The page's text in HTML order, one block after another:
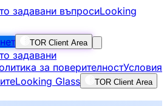
задавани въпросиLooking
TOR Client Area
задавани
за поверителностУсловия
Looking Glass TOR Client Area